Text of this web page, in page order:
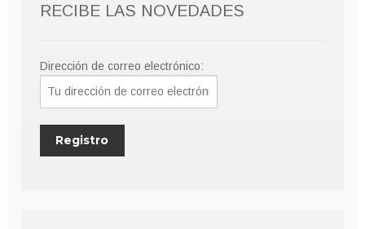
RECIBE LAS NOVEDADES
Dirección de correo electrónico: